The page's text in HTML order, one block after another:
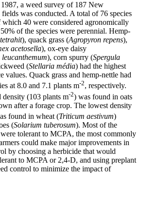
a weed survey of 187 New
was conducted. A total of 76 species
40 were considered agronomically
of the species were perennial. Hemp-
), quack grass (Agropyron repens),
acetosella), ox-eye daisy
), corn spurry (Spergula
(Stellaria média) had the highest
values. Quack grass and hemp-nettle had
at 8.0 and 7.1 plants m-2, respectively.
density (103 plants m-2) was found in oats
after a forage crop. The lowest density
found in wheat (Triticum aestivum)
(Solarium tuberosum). Most of the
were tolerant to MCPA, the most commonly
could make major improvements in
by choosing a herbicide that would
to MCPA or 2,4-D, and using preplant
control to minimize the impact of